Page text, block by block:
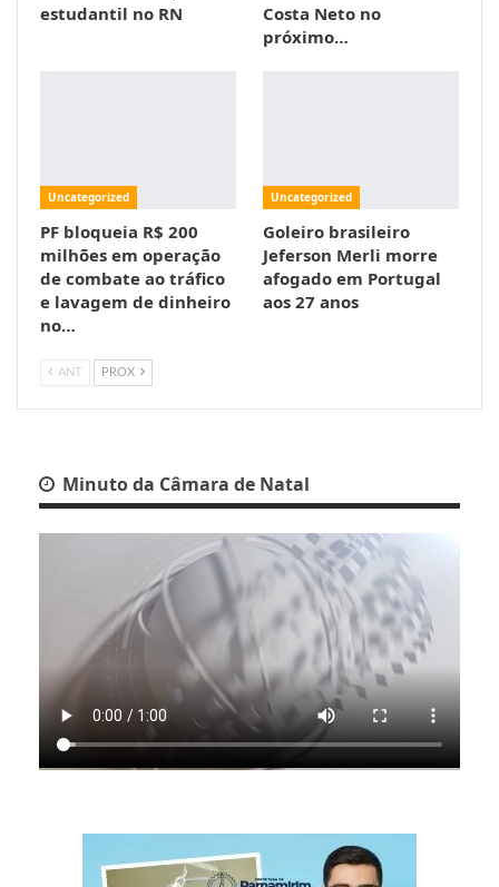
estudantil no RN
Costa Neto no
próximo…
Uncategorized
PF bloqueia R$ 200
milhões em operação
de combate ao tráfico
e lavagem de dinheiro
no…
Uncategorized
Goleiro brasileiro
Jeferson Merli morre
afogado em Portugal
aos 27 anos
ANT PROX
Minuto da Câmara de Natal